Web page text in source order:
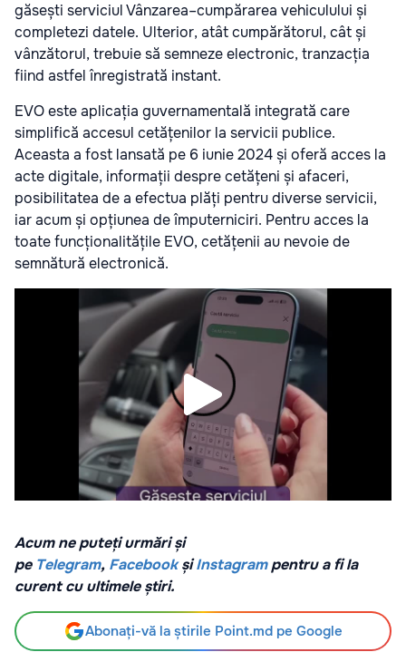
găsești serviciul Vânzarea–cumpărarea vehiculului și
completezi datele. Ulterior, atât cumpărătorul, cât și
vânzătorul, trebuie să semneze electronic, tranzacția
fiind astfel înregistrată instant.
EVO este aplicația guvernamentală integrată care
simplifică accesul cetățenilor la servicii publice.
Aceasta a fost lansată pe 6 iunie 2024 și oferă acces la
acte digitale, informații despre cetățeni și afaceri,
posibilitatea de a efectua plăți pentru diverse servicii,
iar acum și opțiunea de împuterniciri. Pentru acces la
toate funcționalitățile EVO, cetățenii au nevoie de
semnătură electronică.
Acum ne puteți urmări și
pe Telegram, Facebook șiInstagrampentru a fi la
curent cu ultimele știri.
Abonați-vă la știrile Point.md pe Google